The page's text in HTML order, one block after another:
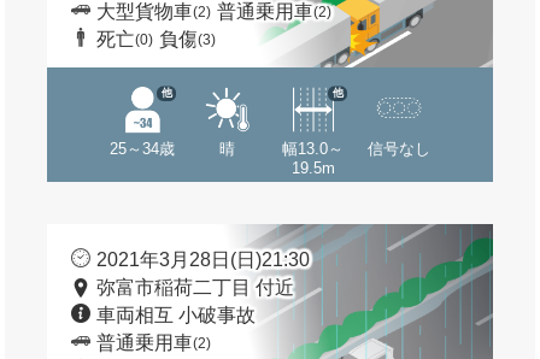
大型貨物車(2) 普通乗用車(2)
死亡(0) 負傷(3)
25～34歳
他
晴
幅13.0～
19.5m
他
信号なし
2021年3月28日(日)21:30
弥富市稲荷二丁目 付近
車両相互 小破事故
普通乗用車(2)